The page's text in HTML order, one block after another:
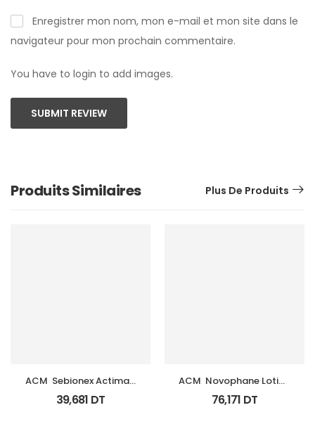
Enregistrer mon nom, mon e-mail et mon site dans le
navigateur pour mon prochain commentaire.
You have to login to add images.
SUBMIT REVIEW
Produits Similaires Plus De Produits
ACM  Sebionex Actimat
Soin Anti Imperfec Teint
40Ml
39,681 DT
ACM  Novophane Lotion
100Ml
76,171 DT